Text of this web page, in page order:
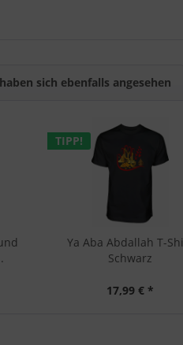
sich ebenfalls angesehen
TIPP!
Ya Aba Abdallah T-
Schwarz
17,99 € *